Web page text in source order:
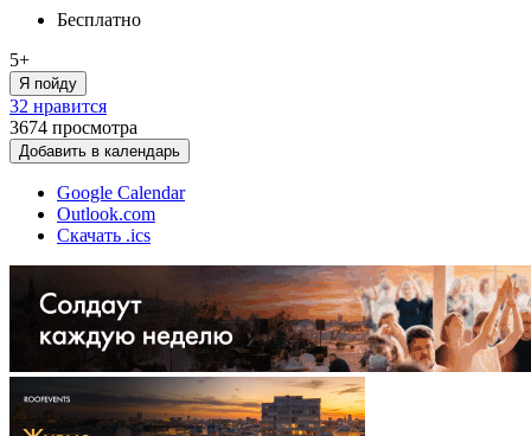
Бесплатно
5+
Я пойду
32 нравится
3674 просмотра
Добавить в календарь
Google Calendar
Outlook.com
Скачать .ics